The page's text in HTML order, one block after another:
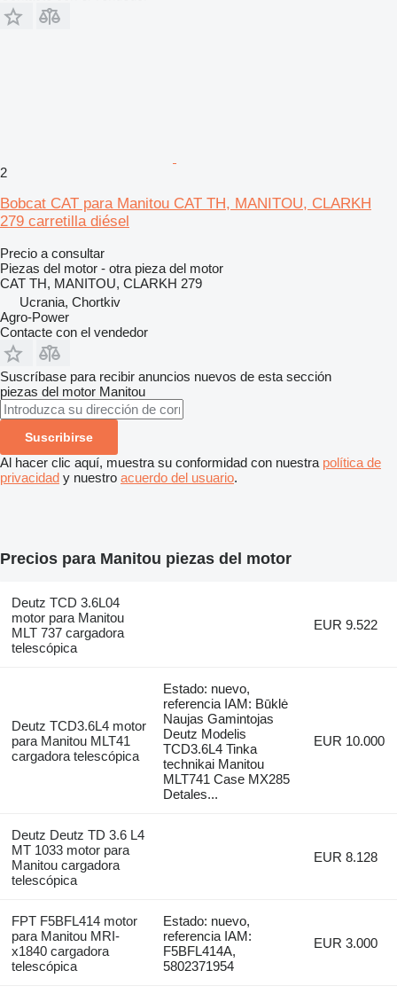
2
Bobcat CAT para Manitou CAT TH, MANITOU, CLARKH
279 carretilla diésel
Precio a consultar
Piezas del motor - otra pieza del motor
CAT TH, MANITOU, CLARKH 279
Ucrania, Chortkiv
Agro-Power
Contacte con el vendedor
Suscríbase para recibir anuncios nuevos de esta sección
piezas del motor Manitou
Suscribirse
Al hacer clic aquí, muestra su conformidad con nuestra política de
privacidad y nuestro acuerdo del usuario.
Precios para Manitou piezas del motor
Deutz TCD 3.6L04
motor para Manitou
MLT 737 cargadora
telescópica
EUR 9.522
Deutz TCD3.6L4 motor
para Manitou MLT41
cargadora telescópica
Estado: nuevo,
referencia IAM: Būklė
Naujas Gamintojas
Deutz Modelis
TCD3.6L4 Tinka
technikai Manitou
MLT741 Case MX285
Detales...
EUR 10.000
Deutz Deutz TD 3.6 L4
MT 1033 motor para
Manitou cargadora
telescópica
EUR 8.128
FPT F5BFL414 motor
para Manitou MRI-
x1840 cargadora
telescópica
Estado: nuevo,
referencia IAM:
F5BFL414A,
5802371954
EUR 3.000